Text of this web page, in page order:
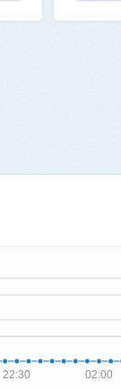
02:00
22:30